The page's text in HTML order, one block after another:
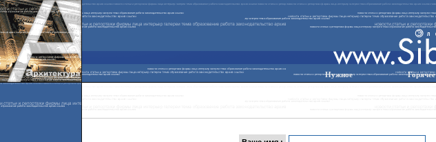
Нужное Горячее